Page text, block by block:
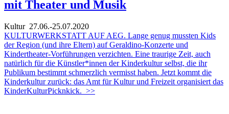
mit Theater und Musik
Kultur27.06.-25.07.2020
KULTURWERKSTATT AUF AEG. Lange genug mussten Kids
der Region (und ihre Eltern) auf Geraldino-Konzerte und
Kindertheater-Vorführungen verzichten. Eine traurige Zeit, auch
natürlich für die Künstler*innen der Kinderkultur selbst, die ihr
Publikum bestimmt schmerzlich vermisst haben. Jetzt kommt die
Kinderkultur zurück: das Amt für Kultur und Freizeit organisiert das
KinderKulturPicknkick. >>